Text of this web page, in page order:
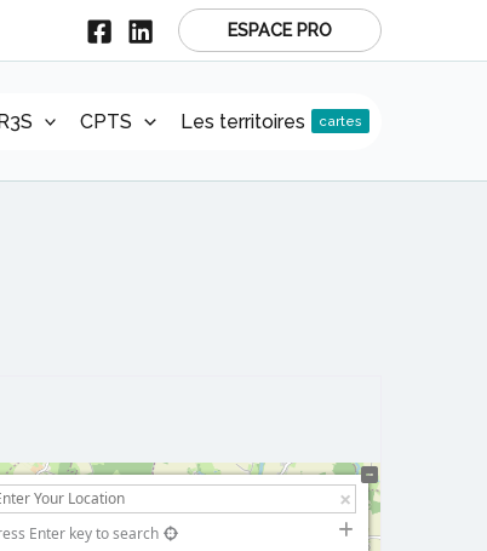
ESPACE PRO
CPTS Les territoires cartes
Enter key to search